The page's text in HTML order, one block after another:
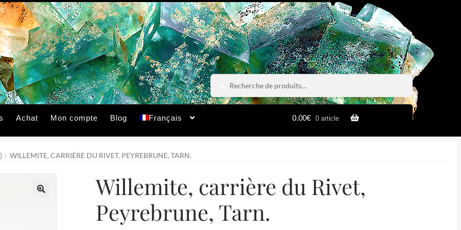
Recherche
pour :
Recherche
Achat Mon compte Blog Français 0.00€ 0 article
WILLEMITE, CARRIÈRE DU RIVET, PEYREBRUNE, TARN.
Willemite, carrière du Rivet,
Peyrebrune, Tarn.